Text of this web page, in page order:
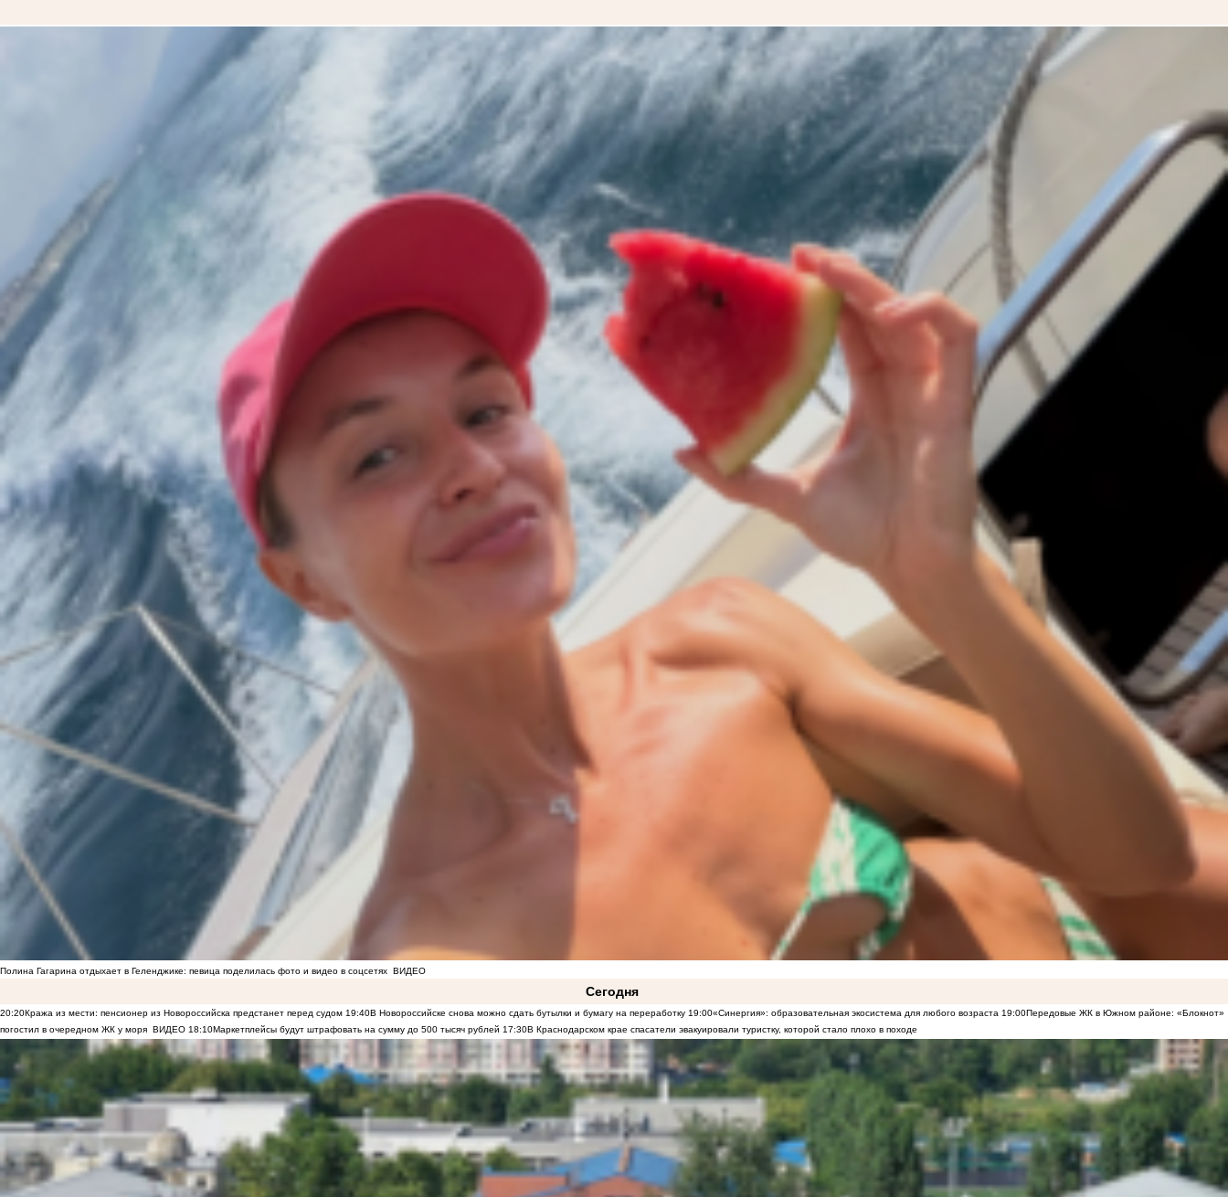
Полина Гагарина отдыхает в Геленджике: певица поделилась фото и видео в соцсетях ВИДЕО
Сегодня
20:20Кража из мести: пенсионер из Новороссийска предстанет перед судом 19:40В Новороссийске снова можно сдать бутылки и бумагу на переработку 19:00«Синергия»: образовательная экосистема для любого возраста 19:00Передовые ЖК в Южном районе: «Блокнот»
погостил в очередном ЖК у моря ВИДЕО 18:10Маркетплейсы будут штрафовать на сумму до 500 тысяч рублей 17:30В Краснодарском крае спасатели эвакуировали туристку, которой стало плохо в походе